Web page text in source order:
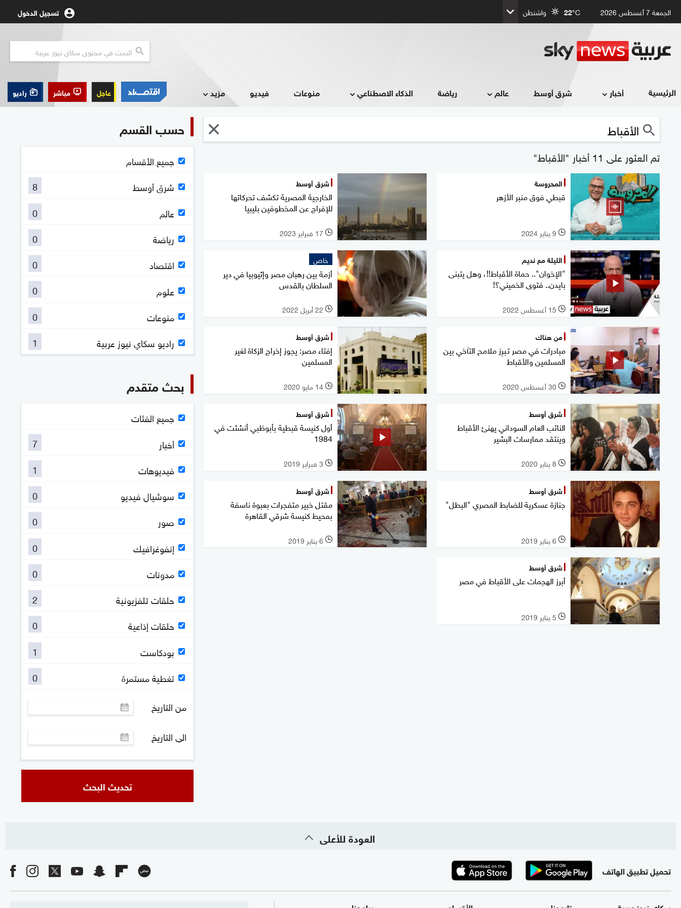
الجمعة 7 أغسطس 2026 22°C واشنطن تسجيل الدخول
الرئيسية أخبار شرق أوسط عالم رياضة الذكاء الاصطناعي منوعات فيديو مزيد عاجل مباشر راديو
تم العثور على 11 أخبار "الأقباط"
المحروسة
قبطي فوق منبر الأزهر
l 9 يناير 2024
شرق أوسط
الخارجية المصرية تكشف تحركاتها
للإفراج عن المخطوفين بليبيا
l 17 فبراير 2023
الليلة مع نديم
"الإخوان".. حماة الأقباط!!، وهل يتبنى
بايدن.. فتوى الخميني؟!
l 15 أغسطس 2022
خاص
أزمة بين رهبان مصر وإثيوبيا في دير
السلطان بالقدس
l 22 أبريل 2022
من هناك
مبادرات في مصر تـبرِز ملامح التآخي بين
المسلمين والأقباط
l 30 أغسطس 2020
شرق أوسط
إفتاء مصر: يجوز إخراج الزكاة لغير
المسلمين
l 14 مايو 2020
شرق أوسط
النائب العام السوداني يهنئ الأقباط
وينتقد ممارسات البشير
l 8 يناير 2020
شرق أوسط
أول كنيسة قبطية بأبوظبي أنشئت في
1984
l 3 فبراير 2019
شرق أوسط
جنازة عسكرية للضابط المصري "البطل"
l 6 يناير 2019
شرق أوسط
مقتل خبير متفجرات بعبوة ناسفة
بمحيط كنيسة شرقي القاهرة
l 6 يناير 2019
شرق أوسط
أبرز الهجمات على الأقباط في مصر
l 5 يناير 2019
حسب القسم
جميع الأقسام
شرق أوسط
8
عالم
0
رياضة
0
اقتصاد
0
علوم
0
منوعات
0
راديو سكاي نيوز عربية
1
بحث متقدم
جميع الفئات
أخبار
7
فيديوهات
1
سوشيال فيديو
0
صور
0
إنفوغرافيك
0
مدونات
0
حلقات تلفزيونية
2
حلقات إذاعية
0
بودكاست
1
تغطية مستمرة
0
من التاريخ
الى التاريخ
تحديث البحث
العودة للأعلى
تحميل تطبيق الهاتف